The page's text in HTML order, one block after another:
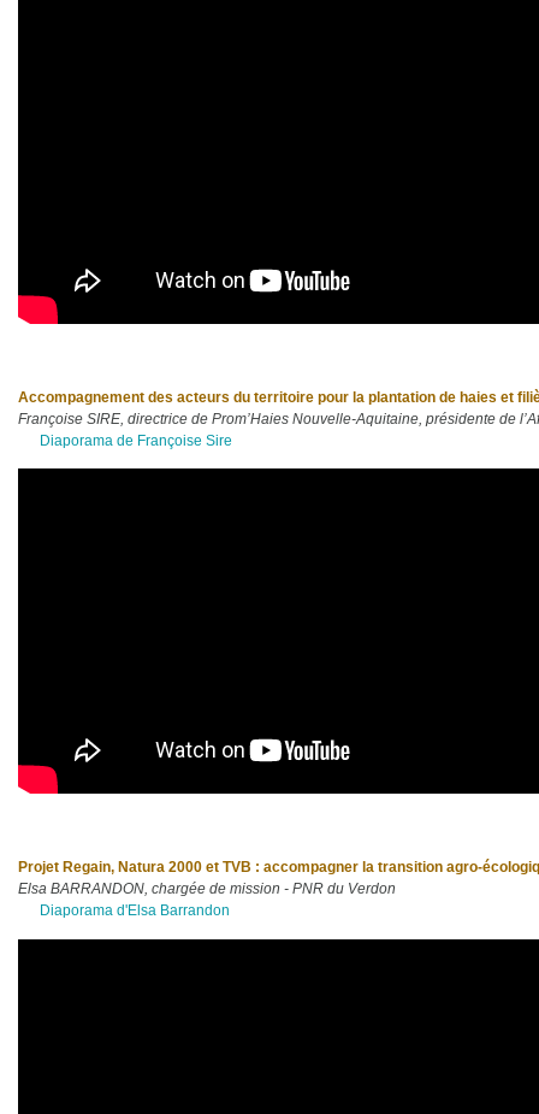
Accompagnement des acteurs du territoire pour la plantation de haies et
Françoise SIRE, directrice de Prom’Haies Nouvelle-Aquitaine, présidente de
Diaporama de Françoise Sire
Projet Regain, Natura 2000 et TVB : accompagner la transition agro-
Elsa BARRANDON, chargée de mission - PNR du Verdon
Diaporama d'Elsa Barrandon